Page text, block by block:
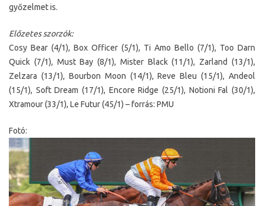
győzelmet is.
Előzetes szorzók:
Cosy Bear (4/1), Box Officer (5/1), Ti Amo Bello (7/1), Too Darn
Quick (7/1), Must Bay (8/1), Mister Black (11/1), Zarland (13/1),
Zelzara (13/1), Bourbon Moon (14/1), Reve Bleu (15/1), Andeol
(15/1), Soft Dream (17/1), Encore Ridge (25/1), Notioni Fal (30/1),
Xtramour (33/1), Le Futur (45/1) – forrás: PMU
Fotó: